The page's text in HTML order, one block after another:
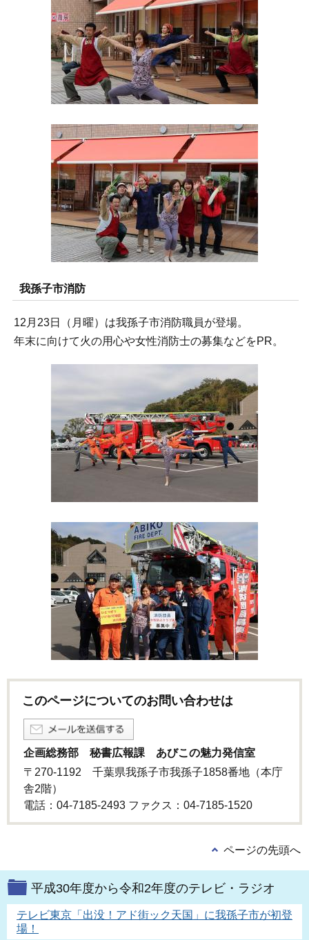
我孫子市消防
12月23日（月曜）は我孫子市消防職員が登場。
年末に向けて火の用心や女性消防士の募集などをPR。
このページについてのお問い合わせは
企画総務部 秘書広報課 あびこの魅力発信室
〒270-1192 千葉県我孫子市我孫子1858番地（本庁
舎2階）
電話：04-7185-2493 ファクス：04-7185‐1520
ページの先頭へ
平成30年度から令和2年度のテレビ・ラジオ
テレビ東京「出没！アド街ック天国」に我孫子市が初登
場！